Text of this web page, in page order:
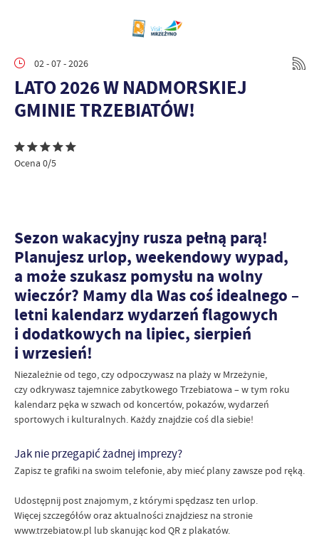
02 - 07 - 2026
LATO 2026 W NADMORSKIEJ
GMINIE TRZEBIATÓW!
Ocena 0/5
Sezon wakacyjny rusza pełną parą!
Planujesz urlop, weekendowy wypad,
a może szukasz pomysłu na wolny
wieczór? Mamy dla Was coś idealnego –
letni kalendarz wydarzeń flagowych
i dodatkowych na lipiec, sierpień
i wrzesień!
Niezależnie od tego, czy odpoczywasz na plaży w Mrzeżynie,
czy odkrywasz tajemnice zabytkowego Trzebiatowa – w tym roku
kalendarz pęka w szwach od koncertów, pokazów, wydarzeń
sportowych i kulturalnych. Każdy znajdzie coś dla siebie!
Jak nie przegapić żadnej imprezy?
Zapisz te grafiki na swoim telefonie, aby mieć plany zawsze pod ręką.
Udostępnij post znajomym, z którymi spędzasz ten urlop.
Więcej szczegółów oraz aktualności znajdziesz na stronie
www.trzebiatow.pl lub skanując kod QR z plakatów.